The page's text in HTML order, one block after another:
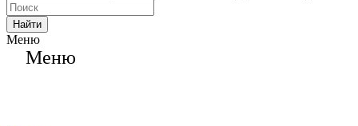
Найти
Меню
Меню